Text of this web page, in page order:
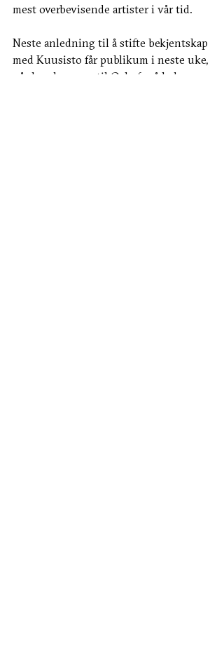
mest overbevisende artister i vår tid.
Neste anledning til å stifte bekjentskap
med Kuusisto får publikum i neste uke,
når han kommer til Oslo for å lede